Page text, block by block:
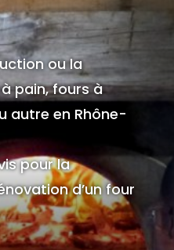
ou la
pain, fours à
autre en Rhône-
pour la
d’un four